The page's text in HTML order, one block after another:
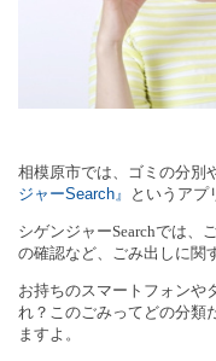
相模原市では、ゴミの分別
ジャーSearch 』 というアプ
シゲンジャーSearchでは、
の確認など、ごみ出しに関
お持ちのスマートフォンや
れ？このごみってどの分類
ますよ。